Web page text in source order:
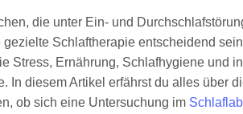
die unter Ein- und
gezielte Schlaftherapie entscheidend
Stress, Ernährung, Schlafhygiene und
In diesem Artikel erfährst du alles über
ob sich eine Untersuchung im